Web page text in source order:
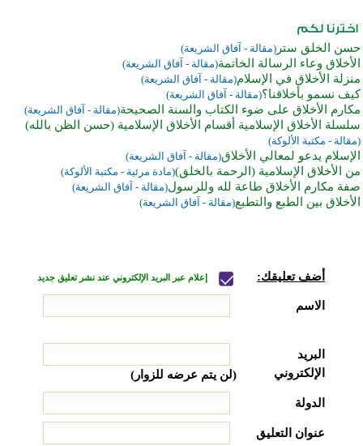
حسن الخلق ستر (مقالة - آفاق الشريعة)
الأخلاق وعاء الرسالة الخاتمة(مقالة - آفاق الشريعة)
منزلة الأخلاق في الإسلام(مقالة - آفاق الشريعة)
كيف نسمو بأخلاقنا؟(مقالة - آفاق الشريعة)
مكارم الأخلاق على ضوء الكتاب والسنة الصحيحة(مقالة - آفاق الشريعة)
سلسلة الأخلاق الإسلامية أقسام الأخلاق الإسلامية (حسن الظن بالله)
(مقالة - مكتبة الألوكة)
الإسلام يدعو لمعالي الأخلاق(مقالة - آفاق الشريعة)
من الأخلاق الإسلامية (الرحمة بالخلق)(مادة مرئية - مكتبة الألوكة)
صفة مكارم الأخلاق طاعة لله وللرسول(مقالة - آفاق الشريعة)
الأخلاق بين الطبع والتطبع(مقالة - آفاق الشريعة)
أضف تعليقك: إعلام عبر البريد الإلكتروني عند نشر تعليق جديد
الاسم
البريد
الإلكتروني
(لن يتم عرضه للزوار)
الدولة
عنوان التعليق